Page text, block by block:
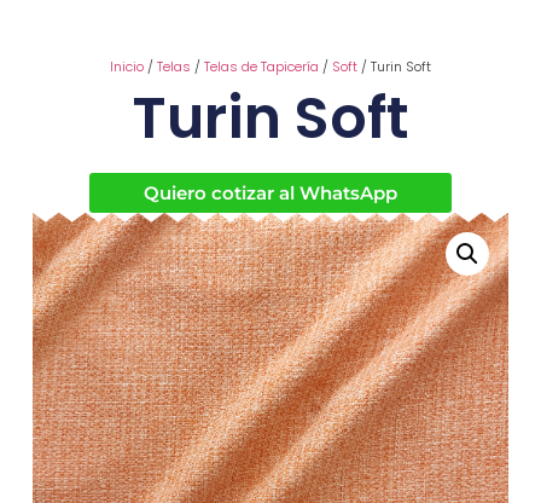
Inicio/Telas /Telas de Tapicería / Soft/ Turin Soft
Turin Soft
Quiero cotizar al WhatsApp